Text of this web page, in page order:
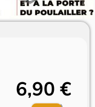
6,90 €